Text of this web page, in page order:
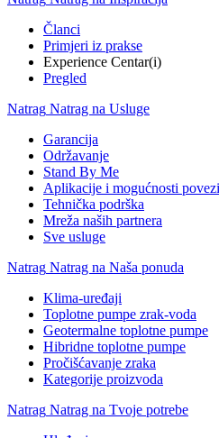
Članci
Primjeri iz prakse
Experience Centar(i)
Pregled
Natrag Natrag na Usluge
Garancija
Održavanje
Stand By Me
Aplikacije i mogućnosti
Tehnička podrška
Mreža naših partnera
Sve usluge
Natrag Natrag na Naša ponuda
Klima-uređaji
Toplotne pumpe zrak-voda
Geotermalne toplotne pumpe
Hibridne toplotne pumpe
Pročišćavanje zraka
Kategorije proizvoda
Natrag Natrag na Tvoje potrebe